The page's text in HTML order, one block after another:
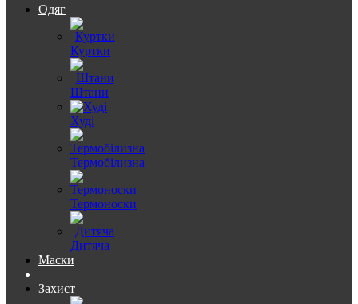
Одяг
Куртки
Штани
Худі
Термобілизна
Термоноски
Дитяча
Маски
Захист